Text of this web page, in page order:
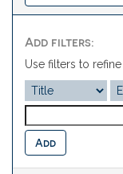
Add filters:
Use filters to